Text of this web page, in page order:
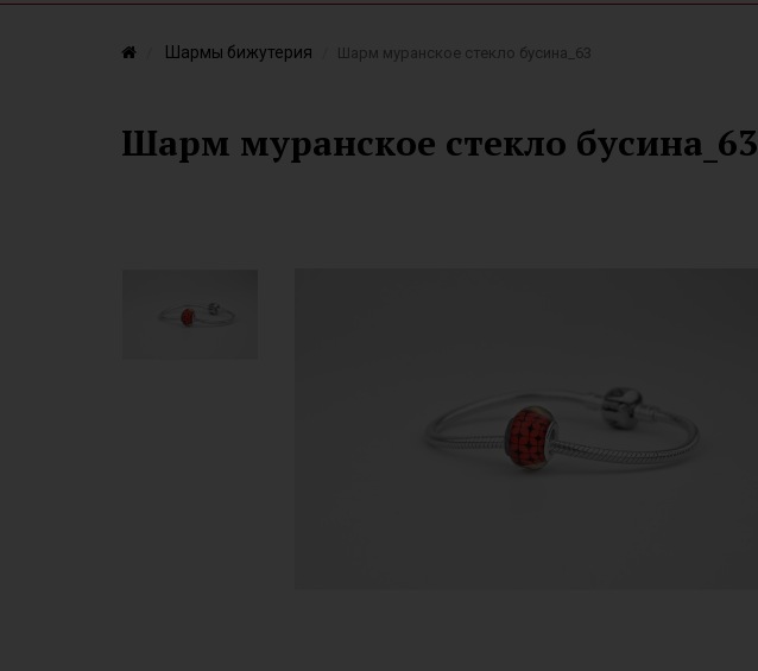
Шармы бижутерия Шарм муранское стекло бусина_63
Шарм муранское стекло бусина_63